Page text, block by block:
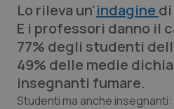
Scienza e Farmaci
Studi e Analisi
Lettere al direttore
Lo rileva un'indagine
E i professori danno il
77% degli studenti
49% delle medie
insegnanti fumare.
Studenti ma anche insegnanti: